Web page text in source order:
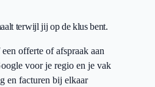
terwijl jij op de klus bent.
offerte of afspraak aan
voor je regio en je vak
en facturen bij elkaar